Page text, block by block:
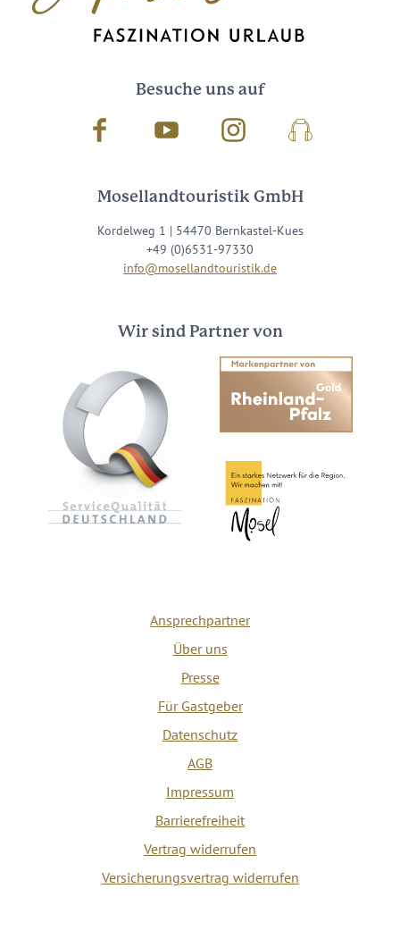
Besuche uns auf
Facebook Youtube InstagramPodcast
Mosellandtouristik GmbH
Kordelweg 1 | 54470 Bernkastel-Kues
+49 (0)6531-97330
info@mosellandtouristik.de
Wir sind Partner von
Ansprechpartner
Über uns
Presse
Für Gastgeber
Datenschutz
AGB
Impressum
Barrierefreiheit
Vertrag widerrufen
Versicherungsvertrag widerrufen